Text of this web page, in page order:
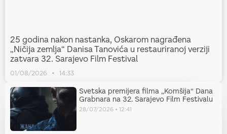
25 godina nakon nastanka, Oskarom nagrađena
„Ničija zemlja“ Danisa Tanovića u restauriranoj verziji
zatvara 32. Sarajevo Film Festival
01/08/2026 14:33
Svetska premijera filma „Komšija“ Dana
Grabnara na 32. Sarajevo Film Festivalu
28/07/2026 12:41